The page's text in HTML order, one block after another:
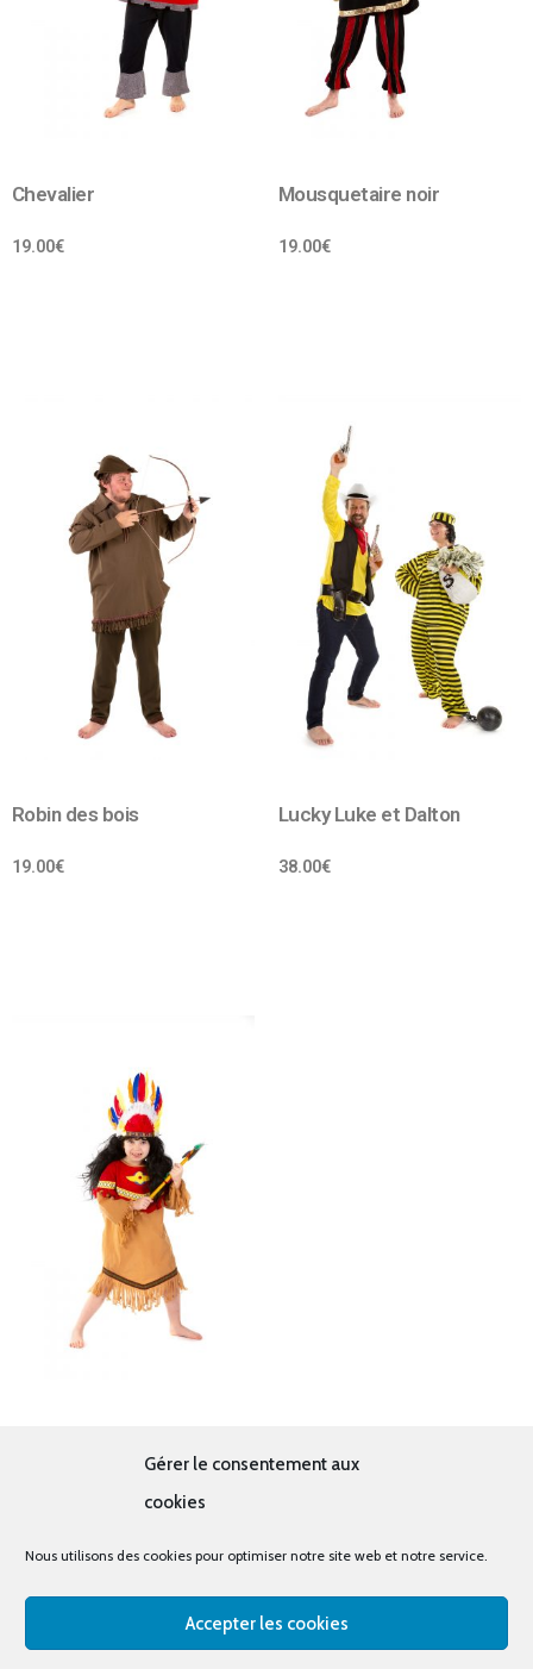
Gérer le consentement aux
cookies
Nous utilisons des cookies pour optimiser notre site web et notre service.
Accepter les cookies
Chevalier
19.00€
Mousquetaire noir
19.00€
Robin des bois
19.00€
Lucky Luke et Dalton
38.00€
© tous droits réservés - La cabine à costumes x Bout